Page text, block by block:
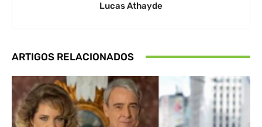
Lucas Athayde
ARTIGOS RELACIONADOS